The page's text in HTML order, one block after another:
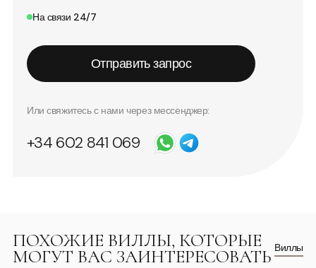
На связи 24/7
Отправить запрос
Или свяжитесь с нами через мессенджер:
+34 602 841 069
ПОХОЖИЕ ВИЛЛЫ, КОТОРЫЕ
МОГУТ ВАС ЗАИНТЕРЕСОВАТЬ Виллы